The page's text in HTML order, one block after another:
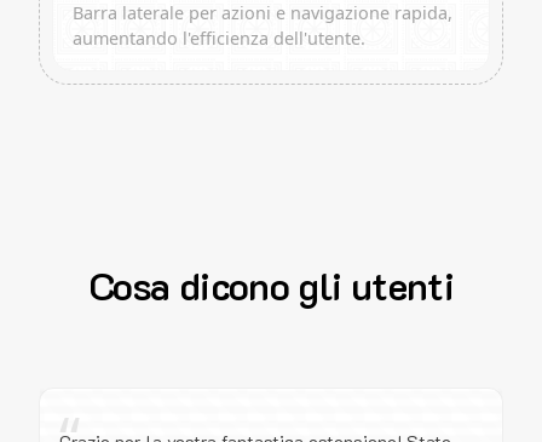
Barra laterale per azioni e navigazione rapida,
aumentando l'efficienza dell'utente.
Cosa dicono gli utenti